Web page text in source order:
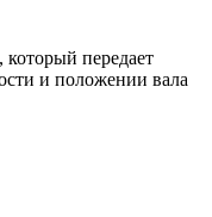
передает
и положении вала